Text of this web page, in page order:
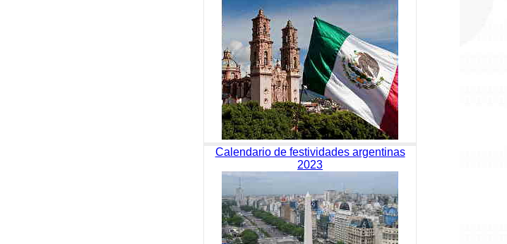
Calendario de festividades argentinas
2023